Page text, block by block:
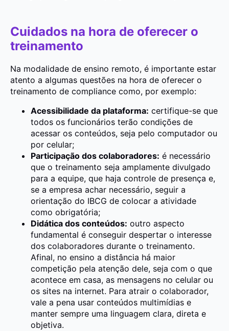
Cuidados na hora de oferecer o
treinamento
Na modalidade de ensino remoto, é importante estar
atento a algumas questões na hora de oferecer o
treinamento de compliance como, por exemplo:
Acessibilidade da plataforma: certifique-se que
todos os funcionários terão condições de
acessar os conteúdos, seja pelo computador ou
por celular;
Participação dos colaboradores: é necessário
que o treinamento seja amplamente divulgado
para a equipe, que haja controle de presença e,
se a empresa achar necessário, seguir a
orientação do IBCG de colocar a atividade
como obrigatória;
Didática dos conteúdos: outro aspecto
fundamental é conseguir despertar o interesse
dos colaboradores durante o treinamento.
Afinal, no ensino a distância há maior
competição pela atenção dele, seja com o que
acontece em casa, as mensagens no celular ou
os sites na internet. Para atrair o colaborador,
vale a pena usar conteúdos multimídias e
manter sempre uma linguagem clara, direta e
objetiva.